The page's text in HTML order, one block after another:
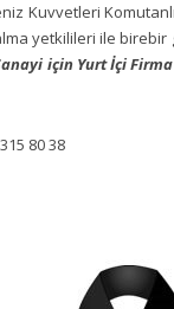
Kuvvetleri
yetkilileri ile
için Yurt İçi
80 38